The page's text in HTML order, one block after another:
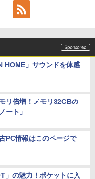
HOME」サウンドを体感
リ倍増！メモリ32GBの
ート」
PC情報はこのページで
」の魅力！ポケットに入